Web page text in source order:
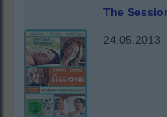
The
24.05.2013